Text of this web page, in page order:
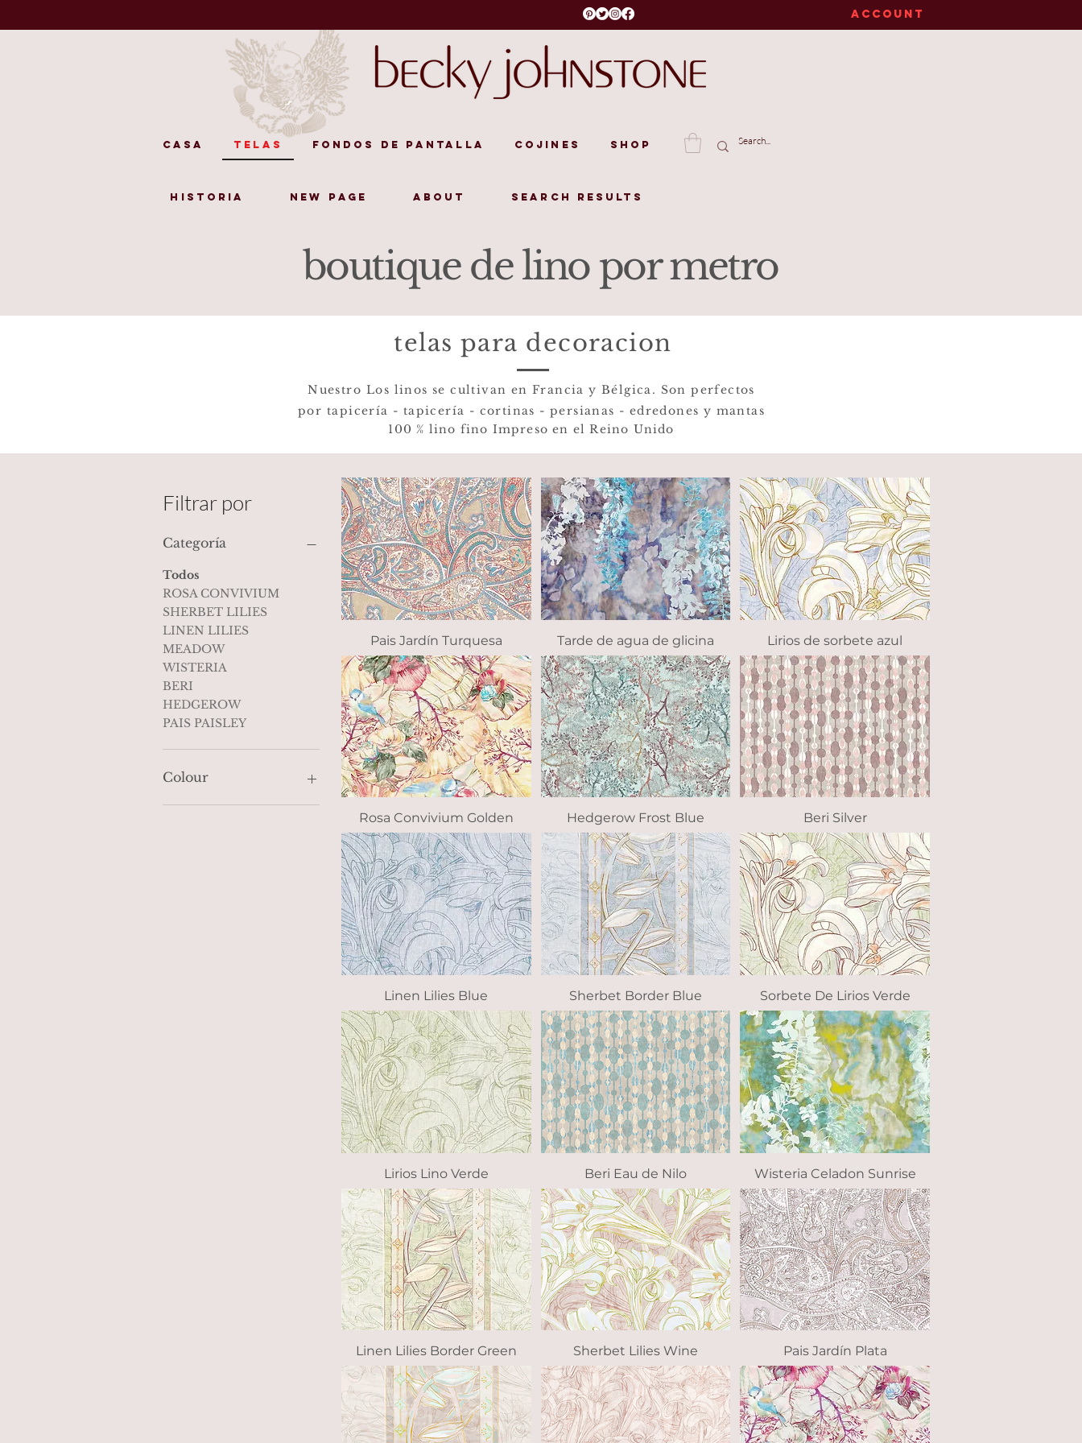
Casa telas Fondos de pantalla Cojines Shop
Historia New Page About Search Results
ACCOUNT
boutique de lino por metro
telas para decoracion
Nuestro Los linos se cultivan en Francia y Bélgica. Son perfectos
por tapicería - tapicería - cortinas - persianas - edredones y mantas
100 % lino fino Impreso en el Reino Unido
Filtrar por
Categoría
Todos
ROSA CONVIVIUM
SHERBET LILIES
LINEN LILIES
MEADOW
WISTERIA
BERI
HEDGEROW
PAIS PAISLEY
Colour
COOL NEUTRALS
Vista rápida
Pais Jardín Turquesa Vista rápida
Tarde de agua de glicina Vista rápida
Lirios de sorbete azul
Vista rápida
Rosa Convivium Golden Vista rápida
Hedgerow Frost Blue Vista rápida
Beri Silver
Vista rápida
Linen Lilies Blue Vista rápida
Sherbet Border Blue Vista rápida
Sorbete De Lirios Verde
Vista rápida
Lirios Lino Verde Vista rápida
Beri Eau de Nilo Vista rápida
Wisteria Celadon Sunrise
Vista rápida
Linen Lilies Border Green Vista rápida
Sherbet Lilies Wine Vista rápida
Pais Jardín Plata